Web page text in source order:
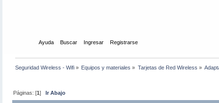
Ayuda Buscar Ingresar Registrarse
Seguridad Wireless - Wifi » Equipos y materiales » Tarjetas de Red Wireless »
Páginas: [1]Ir Abajo